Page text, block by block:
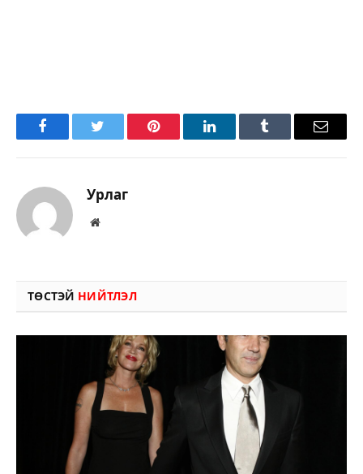
FacebookTwitter Pinterest LinkedInTumblr Имэйл
Урлаг
Вэбсайт
ТӨСТЭЙ НИЙТЛЭЛ